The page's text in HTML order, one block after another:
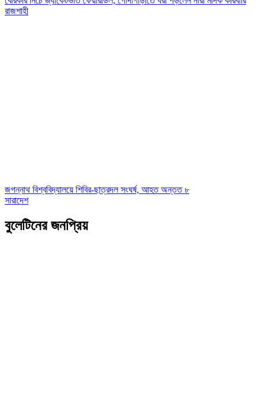
রাজশাহী
জগন্নাথ বিশ্ববিদ্যালয়ে শিবির-ছাত্রদল সংঘর্ষ, আহত অন্তত ৮
সারাদেশ
বুলেটিনের জনপ্রিয়